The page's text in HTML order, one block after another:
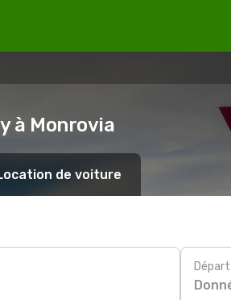
à Monrovia
de voiture